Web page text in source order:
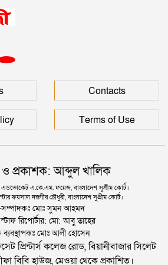
ভারতের অভ্যন্তরে বিএসএফের গুলিতে
নিহত
Contacts
Terms of Use
প্রকাশক: আব্দুল খালিক
এ.কে.এম. ফয়েজ, বাংলাদেশ সুপ্রীম কোর্ট।
ফয়সাল দস্তগীর চৌধুরী, বাংলাদেশ সুপ্রীম কোর্ট।
মোঃ সুমন আহমদ
রিপোর্টার: মো: আবু তাহের
ব্যবস্থাপকঃ মোঃ আলী হোসেন
প্রিন্টার্স কলেজ রোড, বিয়ানীবাজার সিলেট
বিবি হাউজ, মেওয়া থেকে প্রকাশিত।